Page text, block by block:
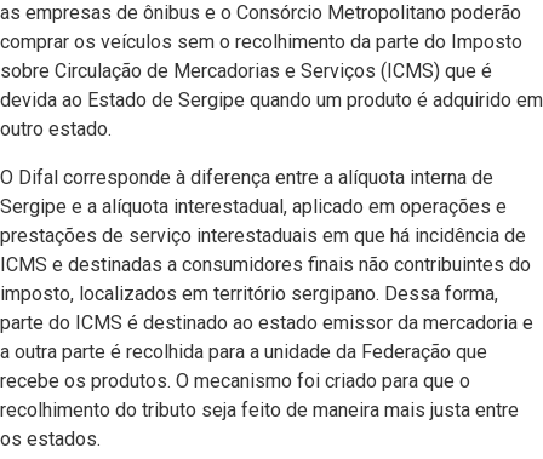
as empresas de ônibus e o Consórcio Metropolitano poderão
comprar os veículos sem o recolhimento da parte do Imposto
sobre Circulação de Mercadorias e Serviços (ICMS) que é
devida ao Estado de Sergipe quando um produto é adquirido em
outro estado.
O Difal corresponde à diferença entre a alíquota interna de
Sergipe e a alíquota interestadual, aplicado em operações e
prestações de serviço interestaduais em que há incidência de
ICMS e destinadas a consumidores finais não contribuintes do
imposto, localizados em território sergipano. Dessa forma,
parte do ICMS é destinado ao estado emissor da mercadoria e
a outra parte é recolhida para a unidade da Federação que
recebe os produtos. O mecanismo foi criado para que o
recolhimento do tributo seja feito de maneira mais justa entre
os estados.